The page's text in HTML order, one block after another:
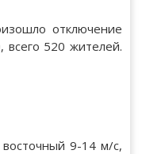
отключение
всего 520 жителей.
9-14 м/с,